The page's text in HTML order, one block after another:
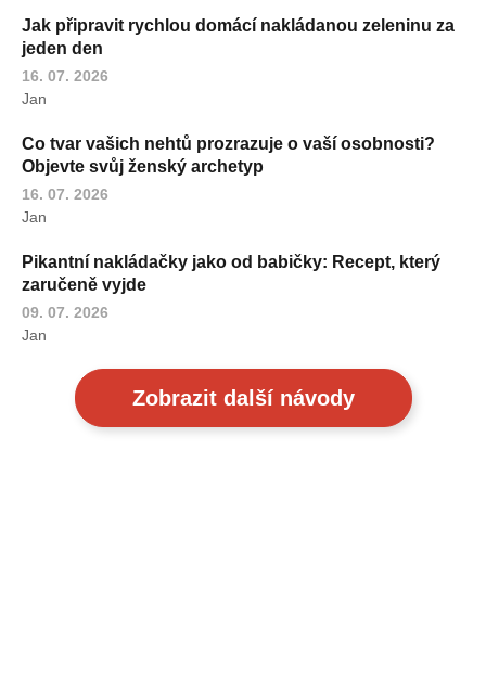
Jak připravit rychlou domácí nakládanou zeleninu za
jeden den
16. 07. 2026
Jan
Co tvar vašich nehtů prozrazuje o vaší osobnosti?
Objevte svůj ženský archetyp
16. 07. 2026
Jan
Pikantní nakládačky jako od babičky: Recept, který
zaručeně vyjde
09. 07. 2026
Jan
Zobrazit další návody